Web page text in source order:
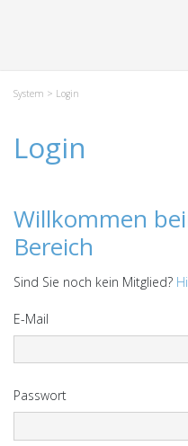
System > Login
Login
Willkommen
Bereich
Sind Sie noch kein Mitglied?
E-Mail
Passwort